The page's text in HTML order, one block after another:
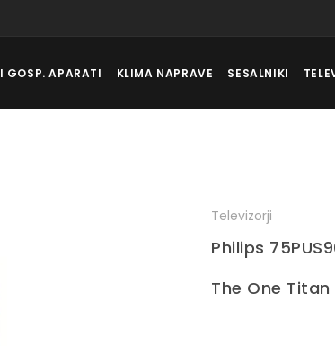
GOSP. APARATI KLIMA NAPRAVE SESALNIKI
Televizorji
Philips
The One Titan